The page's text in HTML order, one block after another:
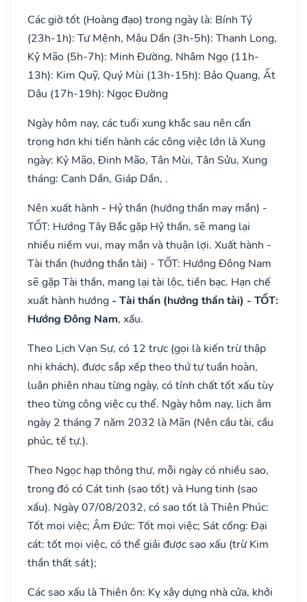
Các giờ tốt (Hoàng đạo) trong ngày là: Bính Tý
(23h-1h): Tư Mệnh, Mậu Dần (3h-5h): Thanh Long,
Kỷ Mão (5h-7h): Minh Đường, Nhâm Ngọ (11h-
13h): Kim Quỹ, Quý Mùi (13h-15h): Bảo Quang, Ất
Dậu (17h-19h): Ngọc Đường
Ngày hôm nay, các tuổi xung khắc sau nên cẩn
trọng hơn khi tiến hành các công việc lớn là Xung
ngày: Kỷ Mão, Đinh Mão, Tân Mùi, Tân Sửu, Xung
tháng: Canh Dần, Giáp Dần, .
Nên xuất hành - Hỷ thần (hướng thần may mắn) -
TỐT: Hướng Tây Bắc gặp Hỷ thần, sẽ mang lại
nhiều niềm vui, may mắn và thuận lợi. Xuất hành -
Tài thần (hướng thần tài) - TỐT: Hướng Đông Nam
sẽ gặp Tài thần, mang lại tài lộc, tiền bạc. Hạn chế
xuất hành hướng - Tài thần (hướng thần tài) - TỐT:
Hướng Đông Nam, xấu.
Theo Lịch Vạn Sự, có 12 trực (gọi là kiến trừ thập
nhị khách), được sắp xếp theo thứ tự tuần hoàn,
luân phiên nhau từng ngày, có tính chất tốt xấu tùy
theo từng công việc cụ thể. Ngày hôm nay, lịch âm
ngày 2 tháng 7 năm 2032 là Mãn (Nên cầu tài, cầu
phúc, tế tự.).
Theo Ngọc hạp thông thư, mỗi ngày có nhiều sao,
trong đó có Cát tinh (sao tốt) và Hung tinh (sao
xấu). Ngày 07/08/2032, có sao tốt là Thiên Phúc:
Tốt mọi việc; Âm Đức: Tốt mọi việc; Sát cống: Đại
cát: tốt mọi việc, có thể giải được sao xấu (trừ Kim
thần thất sát);
Các sao xấu là Thiên ôn: Kỵ xây dựng nhà cửa, khởi